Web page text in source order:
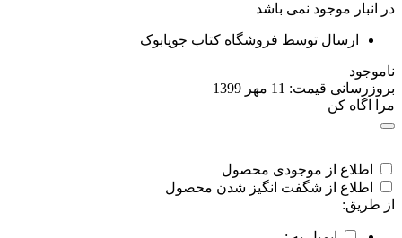
در انبار موجود نمی باشد
ارسال توسط فروشگاه کتاب جویابوک
ناموجود
بروزرسانی قیمت: 11 مهر 1399
مرا اگاه کن
اطلاع از موجودی محصول
اطلاع از شگفت انگیز شدن محصول
از طریق: